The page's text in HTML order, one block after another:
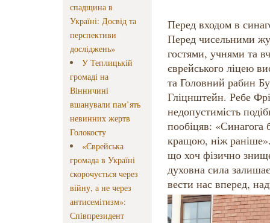
спадщина в
Україні: Досвід та
перспективи
досліджень»
У Теплицькій
громаді на
Вінничині
вшанували пам’ять
невинних жертв
Голокосту
«Єврейська
громада в Україні
скорочується через
війну, а не через
антисемітизм»:
Співпрезидент
Перед входом в
Перед чисельними
гостями, учнями та
єврейського ліцею
та Головний рабин
Гліцнштейн. Ребе
недопустимість
пообіцяв: «Синагога
кращою, ніж
що хоч фізично
духовна сила
вести нас вперед,